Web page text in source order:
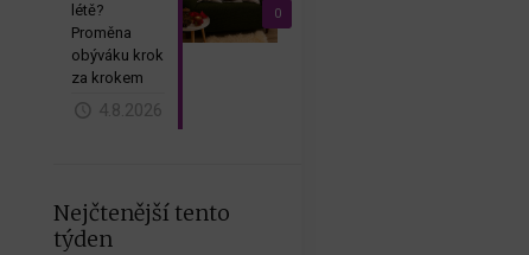
0
létě?
Proměna
obýváku krok
za krokem
4.8.2026
Nejčtenější tento
týden